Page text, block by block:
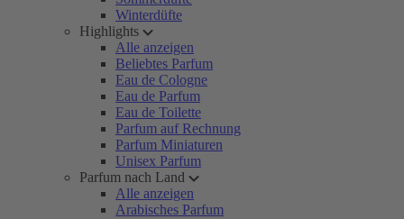
Winterdüfte
Highlights
Alle anzeigen
Beliebtes Parfum
Eau de Cologne
Eau de Parfum
Eau de Toilette
Parfum auf Rechnung
Parfum Miniaturen
Unisex Parfum
Parfum nach Land
Alle anzeigen
Arabisches Parfum